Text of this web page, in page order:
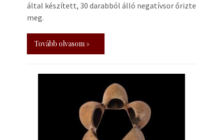
által készített, 30 darabból álló negatívsor őrizte
meg.
Tovább olvasom »